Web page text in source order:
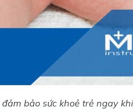
bảo sức khoẻ trẻ ngay